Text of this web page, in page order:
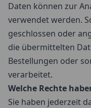
Daten können zur
verwendet werden.
geschlossen oder
die übermittelten
Bestellungen oder
verarbeitet.
Welche Rechte
Sie haben jederzeit